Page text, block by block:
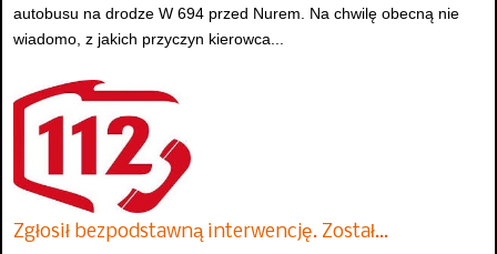
autobusu na drodze W 694 przed Nurem. Na chwilę obecną nie
wiadomo, z jakich przyczyn kierowca...
Zgłosił bezpodstawną interwencję. Został…